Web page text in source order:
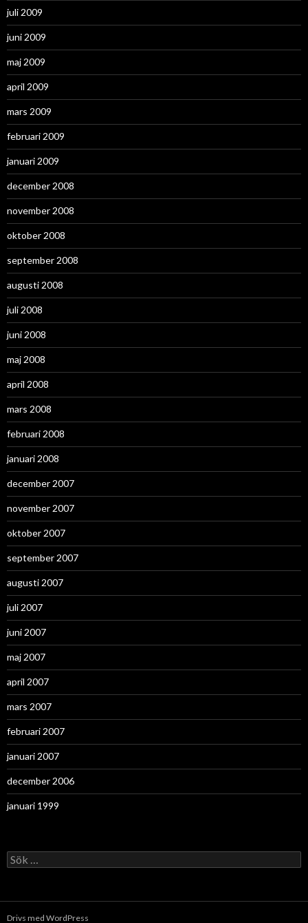
juli 2009
juni 2009
maj 2009
april 2009
mars 2009
februari 2009
januari 2009
december 2008
november 2008
oktober 2008
september 2008
augusti 2008
juli 2008
juni 2008
maj 2008
april 2008
mars 2008
februari 2008
januari 2008
december 2007
november 2007
oktober 2007
september 2007
augusti 2007
juli 2007
juni 2007
maj 2007
april 2007
mars 2007
februari 2007
januari 2007
december 2006
januari 1999
Sök
efter:
Drivs med WordPress